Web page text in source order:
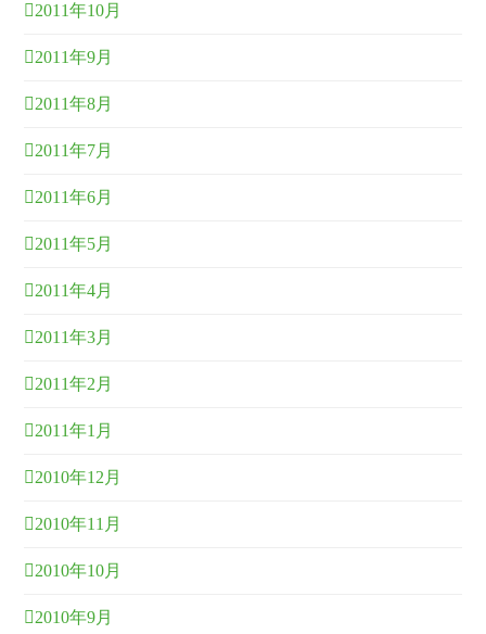
2011年10月
2011年9月
2011年8月
2011年7月
2011年6月
2011年5月
2011年4月
2011年3月
2011年2月
2011年1月
2010年12月
2010年11月
2010年10月
2010年9月